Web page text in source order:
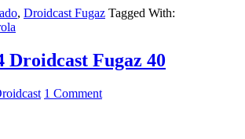
, Droidcast Fugaz Tagged With:
Droidcast Fugaz 40
1 Comment